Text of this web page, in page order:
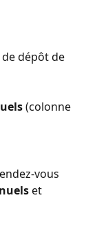
de dépôt de
(colonne
vous
et